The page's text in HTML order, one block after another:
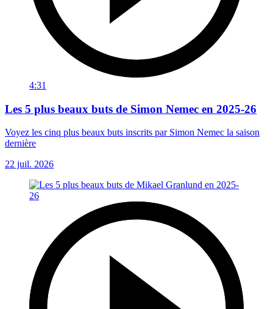
4:31
Les 5 plus beaux buts de Simon Nemec en 2025-26
Voyez les cinq plus beaux buts inscrits par Simon Nemec la saison
dernière
22 juil. 2026